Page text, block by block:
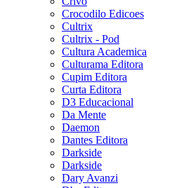
Crocodilo Edicoes
Cultrix
Cultrix - Pod
Cultura Academica
Culturama Editora
Cupim Editora
Curta Editora
D3 Educacional
Da Mente
Daemon
Dantes Editora
Darkside
Darkside
Dary Avanzi